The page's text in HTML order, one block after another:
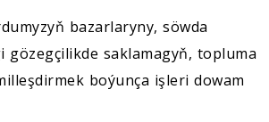
bazarlaryny, söwda
saklamagyň, topluma
boýunça işleri dowam